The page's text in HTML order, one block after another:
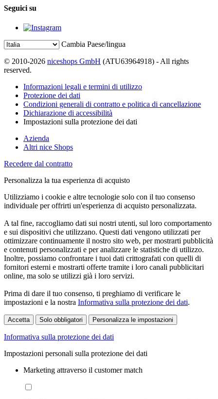
Seguici su
Cambia Paese/lingua
© 2010-2026 niceshops GmbH (ATU63964918) - All rights
reserved.
Informazioni legali e termini di utilizzo
Protezione dei dati
Condizioni generali di contratto e politica di cancellazione
Dichiarazione di accessibilità
Impostazioni sulla protezione dei dati
Azienda
Altri nice Shops
Recedere dal contratto
Personalizza la tua esperienza di acquisto
Utilizziamo i cookie e altre tecnologie solo con il tuo consenso
individuale per offrirti un'esperienza di acquisto personalizzata.
A tal fine, raccogliamo dati sui nostri utenti, sul loro comportamento
e sui dispositivi che utilizzano. Questi dati vengono utilizzati per
ottimizzare continuamente il nostro sito web, per mostrarti pubblicità
e contenuti personalizzati e per analizzare le statistiche di utilizzo.
Inoltre, possiamo confrontare i tuoi dati crittografati con quelli di
fornitori esterni e mostrarti offerte tramite i loro canali pubblicitari
online, ma solo se utilizzi già i loro servizi.
Prima di dare il tuo consenso, ti preghiamo di verificare le
impostazioni e la nostra Informativa sulla protezione dei dati.
Accetta Solo obbligatori Personalizza le impostazioni
Informativa sulla protezione dei dati
Impostazioni personali sulla protezione dei dati
Marketing attraverso il customer match